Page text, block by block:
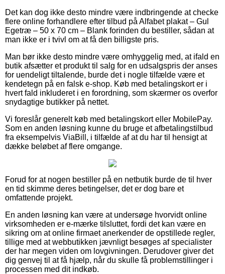
Det kan dog ikke desto mindre være indbringende at checke
flere online forhandlere efter tilbud på Alfabet plakat – Gul
Egetræ – 50 x 70 cm – Blank forinden du bestiller, sådan at
man ikke er i tvivl om at få den billigste pris.
Man bør ikke desto mindre være omhyggelig med, at ifald en
butik afsætter et produkt til salg for en udsalgspris der anses
for uendeligt tiltalende, burde det i nogle tilfælde være et
kendetegn på en falsk e-shop. Køb med betalingskort er i
hvert fald inkluderet i en forordning, som skærmer os overfor
snydagtige butikker på nettet.
Vi foreslår generelt køb med betalingskort eller MobilePay.
Som en anden løsning kunne du bruge et afbetalingstilbud
fra eksempelvis ViaBill, i tilfælde af at du har til hensigt at
dække beløbet af flere omgange.
Forud for at nogen bestiller på en netbutik burde de til hver
en tid skimme deres betingelser, det er dog bare et
omfattende projekt.
En anden løsning kan være at undersøge hvorvidt online
virksomheden er e-mærke tilsluttet, fordi det kan være en
sikring om at online firmaet anerkender de opstillede regler,
tillige med at webbutikken jævnligt besøges af specialister
der har megen viden om lovgivningen. Derudover giver det
dig genvej til at få hjælp, når du skulle få problemstillinger i
processen med dit indkøb.